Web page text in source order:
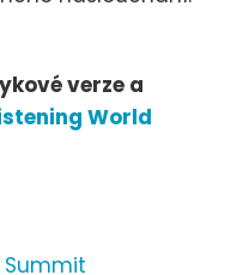
verze a
World
Summit